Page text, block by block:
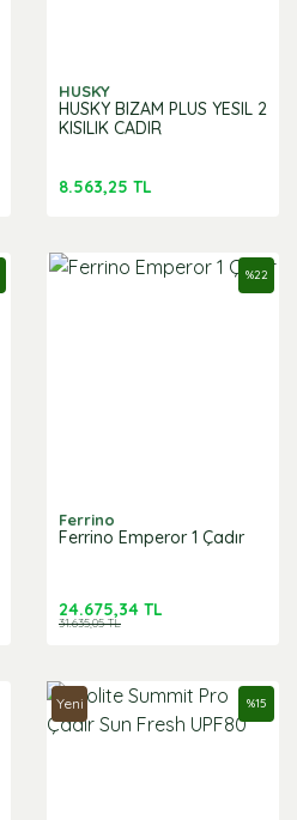
HUSKY
HUSKY BIZAM PLUS YESIL 2
KISILIK CADIR
8.563,25 TL
Ferrino
Ferrino Emperor 1 Çadır
%22
24.675,34 TL
31.635,05 TL
Yeni %15